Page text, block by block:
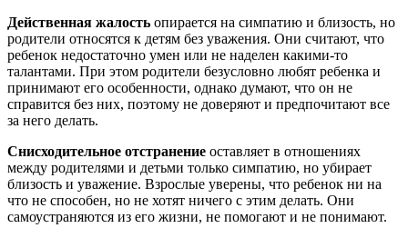
Действенная жалость опирается на симпатию и близость, но
родители относятся к детям без уважения. Они считают, что
ребенок недостаточно умен или не наделен какими-то
талантами. При этом родители безусловно любят ребенка и
принимают его особенности, однако думают, что он не
справится без них, поэтому не доверяют и предпочитают все
за него делать.
Снисходительное отстранение оставляет в отношениях
между родителями и детьми только симпатию, но убирает
близость и уважение. Взрослые уверены, что ребенок ни на
что не способен, но не хотят ничего с этим делать. Они
самоустраняются из его жизни, не помогают и не понимают.